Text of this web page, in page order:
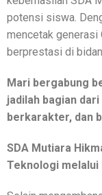
potensi siswa.
mencetak generasi
berprestasi di
Mari bergabung
jadilah bagian
berkarakter, dan
SDA Mutiara
Teknologi